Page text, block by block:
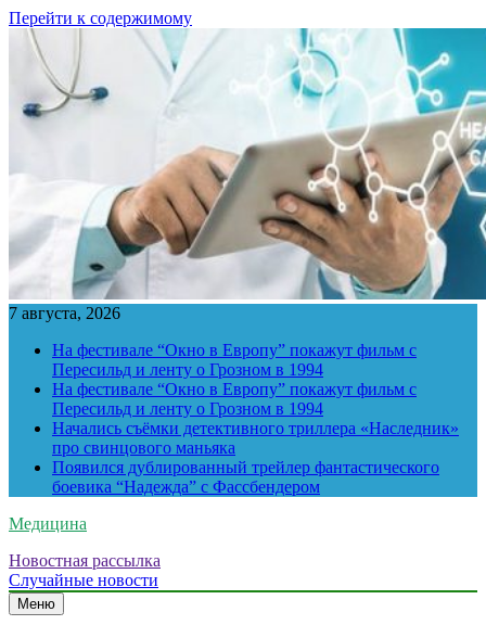
Перейти к содержимому
7 августа, 2026
На фестивале “Окно в Европу” покажут фильм с
Пересильд и ленту о Грозном в 1994
На фестивале “Окно в Европу” покажут фильм с
Пересильд и ленту о Грозном в 1994
Начались съёмки детективного триллера «Наследник»
про свинцового маньяка
Появился дублированный трейлер фантастического
боевика “Надежда” с Фассбендером
Медицина
Новостная рассылка
Случайные новости
Меню